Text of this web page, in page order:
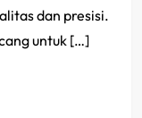
dan presisi.
untuk […]